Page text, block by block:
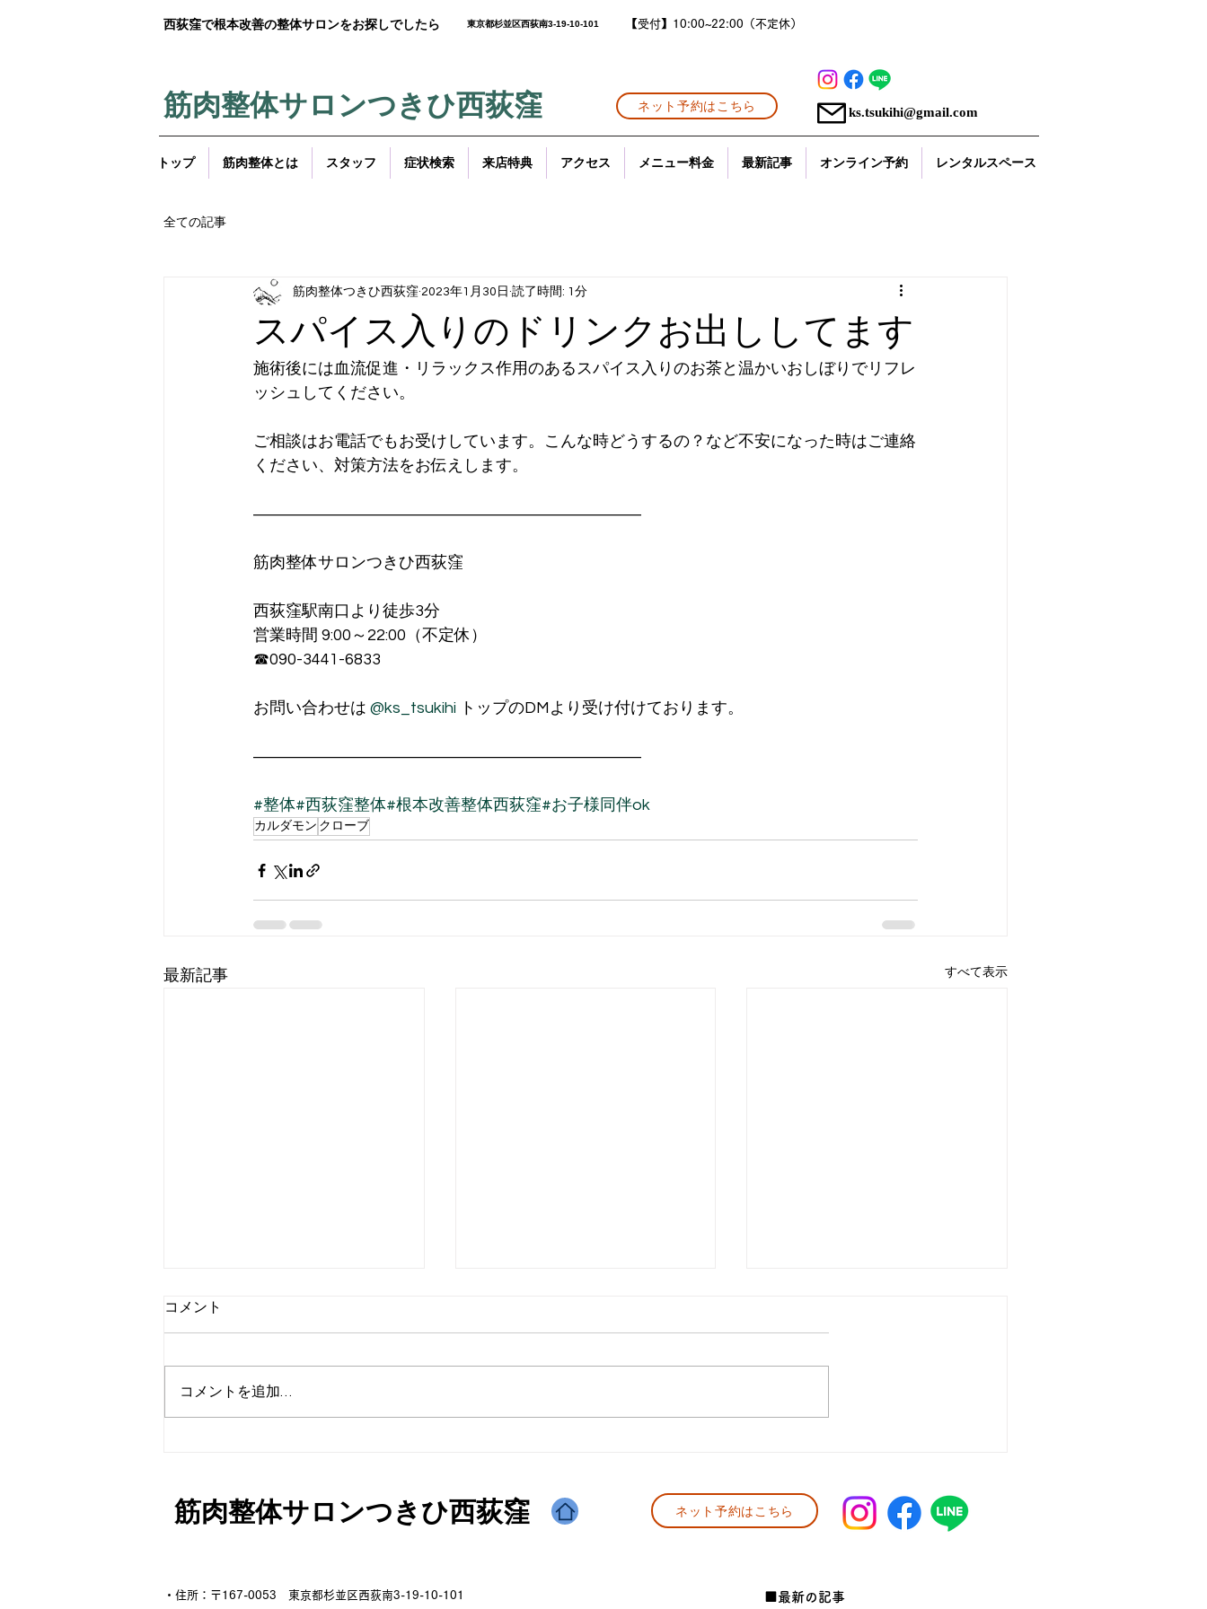
西荻窪で根本改善の整体サロンをお探しでしたら 東京都杉並区西荻南3-19-10-101 【受付】10:00~22:00（不定休）
筋肉整体サロンつきひ西荻窪 ネット予約はこちら ks.tsukihi@gmail.com
トップ 筋肉整体とは スタッフ 症状検索 来店特典 アクセス メニュー料金 最新記事 オンライン予約 レンタルスペース
全ての記事
スパイス入りのドリンクお出ししてます
筋肉整体つきひ西荻窪 2023年1月30日 読了時間: 1分
施術後には血流促進・リラックス作用のあるスパイス入りのお茶と温かいおしぼりでリフレ
ッシュしてください。
ご相談はお電話でもお受けしています。こんな時どうするの？など不安になった時はご連絡
ください、対策方法をお伝えします。
――――――――――――――――――――――――
筋肉整体サロンつきひ西荻窪
西荻窪駅南口より徒歩3分
営業時間 9:00～22:00（不定休）
☎︎090-3441-6833
お問い合わせは @ks_tsukihi トップのDMより受け付けております。
――――――――――――――――――――――――
#整体#西荻窪整体#根本改善整体西荻窪#お子様同伴ok
カルダモン クローブ
最新記事 すべて表示
水中毒 水は摂りすぎることで細
で、ある程度乾いた状態の方が吸
最近は毎日飲むようにしてい
る。...
バレエなど競技上この動きができ
必須。 ストレッチで関節は動く
コメント
コメントを追加…
筋肉整体サロンつきひ西荻窪
・住所： 〒167-0053 東京都杉並区西荻南3-19-10-101
ネット予約はこちら
■最新の記事